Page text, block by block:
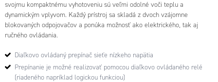
svojmu kompaktnému vyhotoveniu sú veľmi odolné voči teplu a
dynamickým vplyvom. Každý prístroj sa skladá z dvoch vzájomne
blokovaných odpojovačov a ponúka možnosť ako elektrického, tak aj
ručného ovládania.
Diaľkovo ovládaný prepínač sieťe nízkeho napätia
Prepínanie je možné realizovať pomocou diaľkovo ovládaného relé
(riadeného napríklad logickou funkciou)